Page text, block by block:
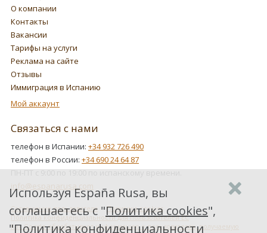
О компании
Контакты
Вакансии
Тарифы на услуги
Реклама на сайте
Отзывы
Иммиграция в Испанию
Мой аккаунт
Связаться с нами
телефон в Испании: +34 932 726 490
телефон в России: +34 690 24 64 87
ПН-ПТ с 9:00 по 19:00 по испанскому времени.
info@espanarusa.com
Соглашение пользователя
Политика cookies
Политика конфиденциальности для пользователей ЕС
Как Google обрабатывает информацию о пользователях, получаемую
Используя España Rusa, вы
соглашаетесь с "Политика cookies",
"Политика конфиденциальности